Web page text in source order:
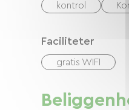
kontrol
Faciliteter
gratis WIFI